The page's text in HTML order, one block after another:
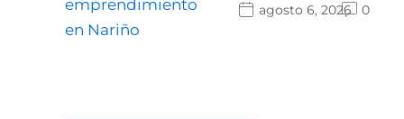
agosto 6, 2026
0